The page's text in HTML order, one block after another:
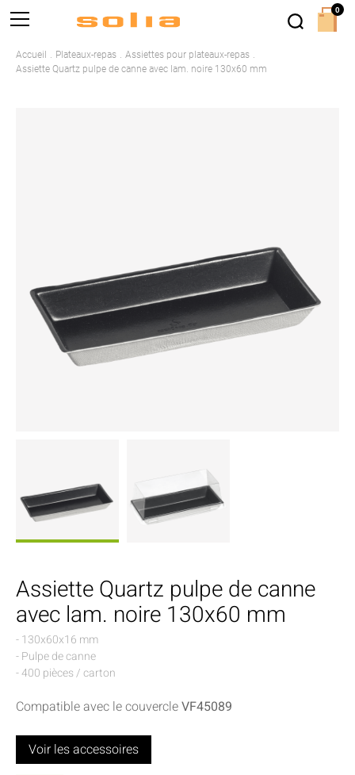
Accueil Plateaux-repas
Assiettes pour plateaux-repas
Assiette Quartz pulpe de canne avec lam. noire 130x60 mm
Assiette Quartz pulpe de canne
avec lam. noire 130x60 mm
- 130x60x16 mm
- Pulpe de canne
- 400 pièces / carton
Compatible avec le couvercleVF45089
Voir les accessoires
0